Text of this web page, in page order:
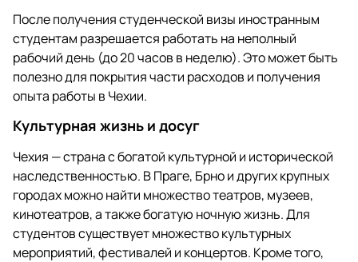
После получения студенческой визы иностранным
студентам разрешается работать на неполный
рабочий день (до 20 часов в неделю). Это может быть
полезно для покрытия части расходов и получения
опыта работы в Чехии.
Культурная жизнь и досуг
Чехия — страна с богатой культурной и исторической
наследственностью. В Праге, Брно и других крупных
городах можно найти множество театров, музеев,
кинотеатров, а также богатую ночную жизнь. Для
студентов существует множество культурных
мероприятий, фестивалей и концертов. Кроме того,